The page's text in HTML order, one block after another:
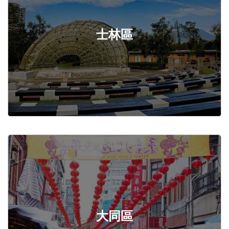
士林區
大同區